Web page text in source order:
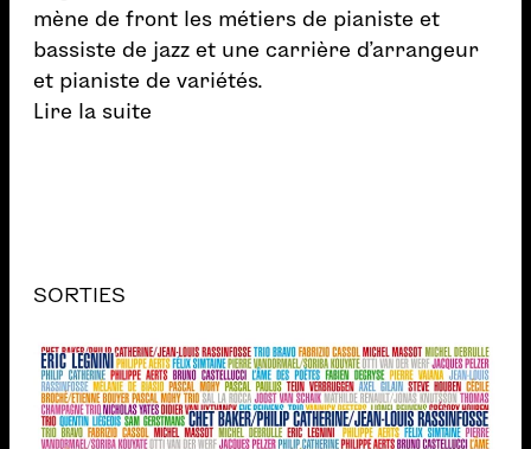
mène de front les métiers de pianiste et
bassiste de jazz et une carrière d’arrangeur
et pianiste de variétés.
Lire la suite
SORTIES